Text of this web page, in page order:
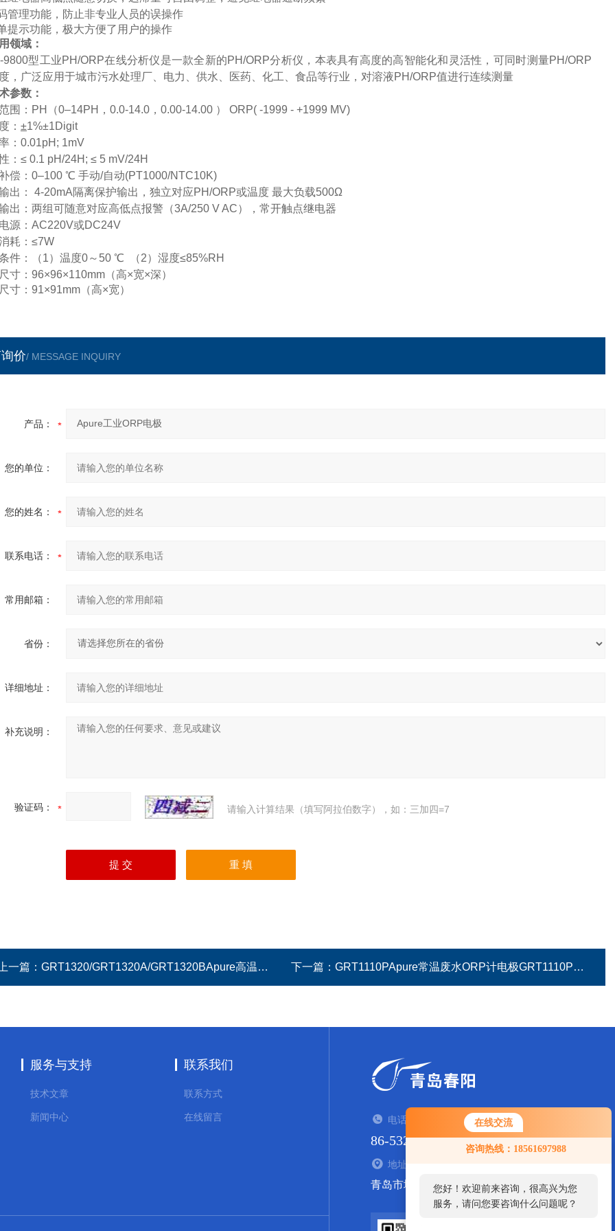
在线交流
咨询热线：18561697988
您好！欢迎前来咨询，很高兴为您
服务，请问您要咨询什么问题呢？
您好，看您停留很久了，是否找到
了需求产品，您可以直接在线与我
管理功能，防止非专业人员的误操作
提示功能，极大方便了用户的操作
领域：
9800型工业PH/ORP在线分析仪是一款全新的PH/ORP分析仪，本表具有高度的高智能化和灵活性，可同时测量PH/ORP
，广泛应用于城市污水处理厂、电力、供水、医药、化工、食品等行业，对溶液PH/ORP值进行连续测量
参数：
围： PH （0–14PH ， 0.0-14.0 ， 0.00-14.00 ）
ORP( -1999 - +1999 MV)
： ±1%±1Digit
： 0.01pH; 1mV
：≤ 0.1 pH/24H; ≤ 5 mV/24H
偿： 0–100 ℃ 手动/自动(PT1000/NTC10K)
出：
4-20mA隔离保护输出，独立对应PH/ORP或温度 最大负载500Ω
出：两组可随意对应高低点报警（3A/250 V AC），常开触点继电器
源： AC220V或DC24V
耗： ≤7W
件：（1）温度0～ 50 ℃ （2）湿度≤85%RH
寸： 96×96×110mm （高×宽×深）
寸： 91×91mm （高×宽）
价/ MESSAGE INQUIRY
产品：
您的单位：
您的姓名：
联系电话：
常用邮箱：
省份：
详细地址：
补充说明：
验证码： 请输入计算结果（填写阿拉伯数字），如：三加四=7
一篇： GRT1320/GRT1320A/GRT1320BApure高温强酸/强碱PH探头 下一篇： GRT1110PApure常温废水ORP计电极GRT1110P
服务与支持
技术文章
新闻中心
联系我们
联系方式
在线留言 电话：TEL
86-532-84938935
地址：ADDRESS
青岛市城阳区流亭街道西山社区东800米